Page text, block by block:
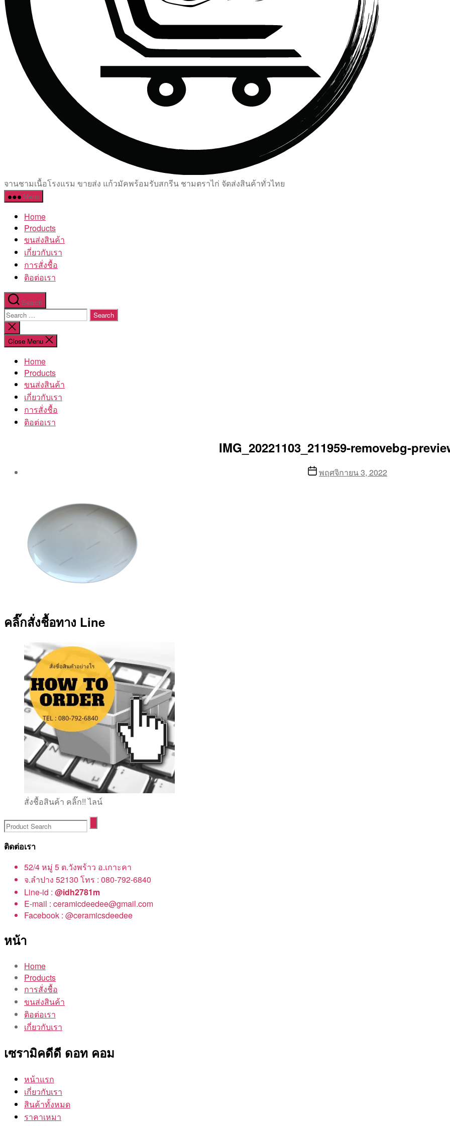
จานชามเนื้อโรงแรม ขายส่ง แก้วมัคพร้อมรับสกรีน ชามตราไก่ จัดส่งสินค้าทั่วไทย
Menu
Home
Products
ขนส่งสินค้า
เกี่ยวกับเรา
การสั่งชื้อ
ติอต่อเรา
Search
Search
for:
Close
search
Close Menu
Home
Products
ขนส่งสินค้า
เกี่ยวกับเรา
การสั่งชื้อ
ติอต่อเรา
IMG_20221103_211959-removebg-
Postพฤศจิกายน 3, 2022
คลิ๊กสั่งชื้อทาง Line
สั่งชื้อสินค้า คลิ๊ก!! ไลน์
ติดต่อเรา
52/4 หมู่ 5 ต.วังพร้าว อ.เกาะคา
จ.ลำปาง 52130 โทร : 080-792-6840
Line-id : @idh2781m
E-mail : ceramicdeedee@gmail.com
Facebook : @ceramicsdeedee
หน้า
Home
Products
การสั่งชื้อ
ขนส่งสินค้า
ติอต่อเรา
เกี่ยวกับเรา
เซรามิคดีดี ดอท คอม
หน้าแรก
เกี่ยวกับเรา
สินค้าทั้งหมด
ราคาเหมา